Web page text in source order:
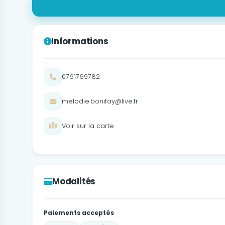
Informations
0761769782
melodie.bonifay@live.fr
Voir sur la carte
Modalités
Paiements acceptés